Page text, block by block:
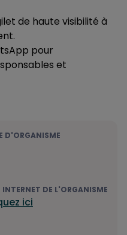
de haute visibilité à
pour
et
D'ORGANISME
INTERNET DE L'ORGANISME
ici